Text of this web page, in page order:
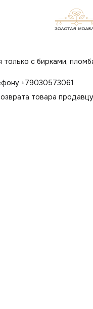
с бирками,
+79030573061
товара